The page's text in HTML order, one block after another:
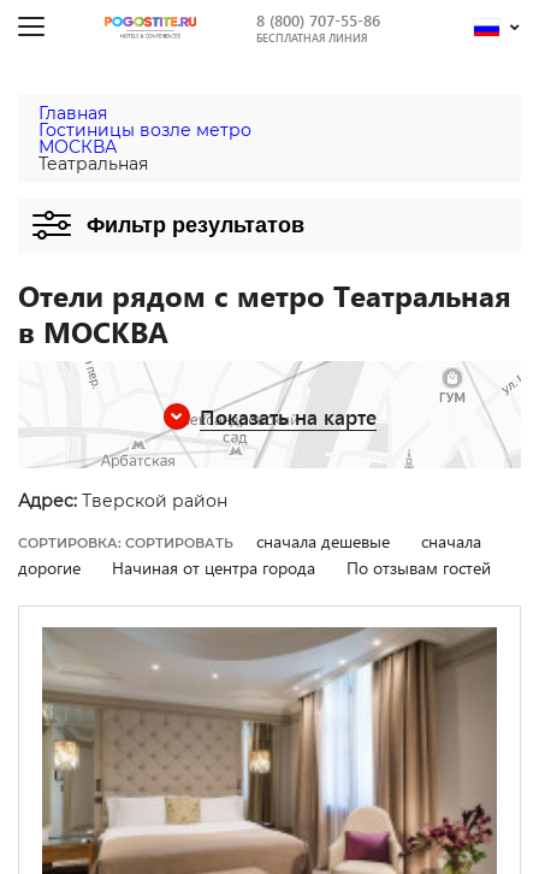
8 (800) 707-55-86
БЕСПЛАТНАЯ ЛИНИЯ
Главная
Гостиницы возле метро
МОСКВА
Театральная
Фильтр результатов
Отели рядом с метро Театральная
в МОСКВА
Показать на карте
Адрес: Тверской район
СОРТИРОВКА: СОРТИРОВАТЬ сначала дешевые
сначала
дорогие
Начиная от центра города По отзывам гостей